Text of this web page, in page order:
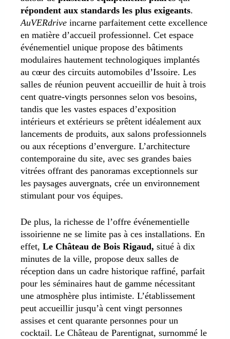
répondent aux standards les plus exigeants.
AuVERdrive incarne parfaitement cette excellence
en matière d’accueil professionnel. Cet espace
événementiel unique propose des bâtiments
modulaires hautement technologiques implantés
au cœur des circuits automobiles d’Issoire. Les
salles de réunion peuvent accueillir de huit à trois
cent quatre-vingts personnes selon vos besoins,
tandis que les vastes espaces d’exposition
intérieurs et extérieurs se prêtent idéalement aux
lancements de produits, aux salons professionnels
ou aux réceptions d’envergure. L’architecture
contemporaine du site, avec ses grandes baies
vitrées offrant des panoramas exceptionnels sur
les paysages auvergnats, crée un environnement
stimulant pour vos équipes.
De plus, la richesse de l’offre événementielle
issoirienne ne se limite pas à ces installations. En
effet, Le Château de Bois Rigaud, situé à dix
minutes de la ville, propose deux salles de
réception dans un cadre historique raffiné, parfait
pour les séminaires haut de gamme nécessitant
une atmosphère plus intimiste. L’établissement
peut accueillir jusqu’à cent vingt personnes
assises et cent quarante personnes pour un
cocktail. Le Château de Parentignat, surnommé le